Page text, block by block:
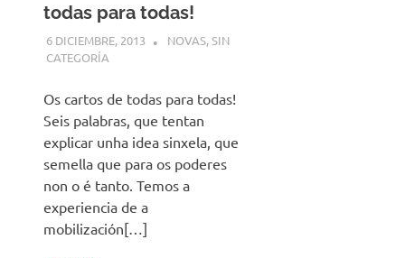
todas para todas!
6 DICIEMBRE, 2013 DESARROLLO
NOVAS,SIN
CATEGORÍA
Os cartos de todas para todas!
Seis palabras, que tentan
explicar unha idea sinxela, que
semella que para os poderes
non o é tanto. Temos a
experiencia de a
mobilización[…]